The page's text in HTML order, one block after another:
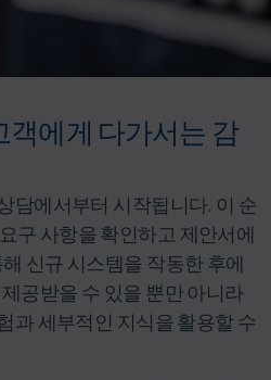
객에게 다가서는 감
담에서부터 시작됩니다. 이 순
구 사항을 확인하고 제안서에
신규 시스템을 작동한 후에
공받을 수 있을 뿐만 아니라
과 세부적인 지식을 활용할 수